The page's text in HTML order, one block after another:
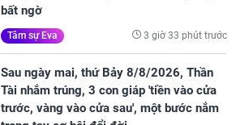
bất ngờ
Tâm sự Eva 3 giờ 33 phút trước
Sau ngày mai, thứ Bảy 8/8/2026, Thần
Tài nhắm trúng, 3 con giáp 'tiền vào cửa
trước, vàng vào cửa sau', một bước nắm